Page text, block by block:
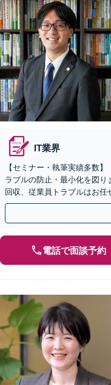
IT業界
【セミナー・執筆実績多数
ラブルの防止・最小化を図
回収、従業員トラブルはお
内容も柔軟に調節します【
電話で面談予約